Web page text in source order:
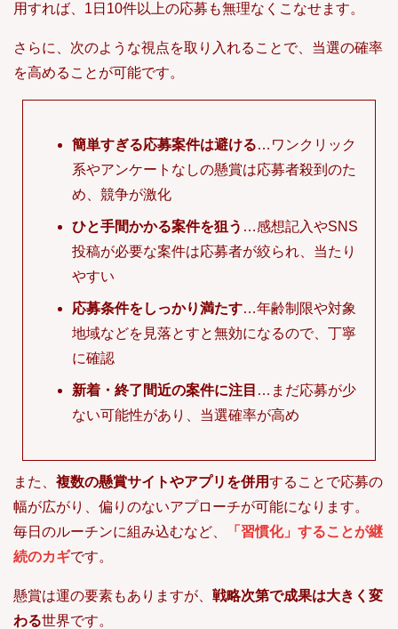
用すれば、1日10件以上の応募も無理なくこなせます。
さらに、次のような視点を取り入れることで、当選の確率
を高めることが可能です。
簡単すぎる応募案件は避ける…ワンクリック
系やアンケートなしの懸賞は応募者殺到のた
め、競争が激化
ひと手間かかる案件を狙う …感想記入やSNS
投稿が必要な案件は応募者が絞られ、当たり
やすい
応募条件をしっかり満たす…年齢制限や対象
地域などを見落とすと無効になるので、丁寧
に確認
新着・終了間近の案件に注目 …まだ応募が少
ない可能性があり、当選確率が高め
また、 複数の懸賞サイトやアプリを併用することで応募の
幅が広がり、偏りのないアプローチが可能になります。
毎日のルーチンに組み込むなど、
「習慣化」することが継
続のカギです。
懸賞は運の要素もありますが、 戦略次第で成果は大きく変
わる世界です。